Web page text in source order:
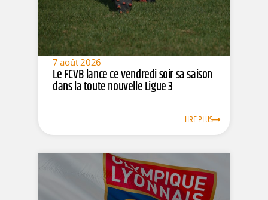
7 août 2026
Le FCVB lance ce vendredi soir sa saison
dans la toute nouvelle Ligue 3
LIRE PLUS